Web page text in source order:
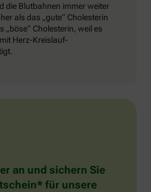
die Blutbahnen immer weiter
als das „gute“ Cholesterin
„böse“ Cholesterin, weil es
Herz-Kreislauf-
an und sichern Sie
für unsere